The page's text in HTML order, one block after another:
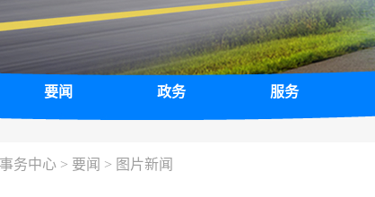
要闻 政务 服务
务中心 > 要闻 > 图片新闻